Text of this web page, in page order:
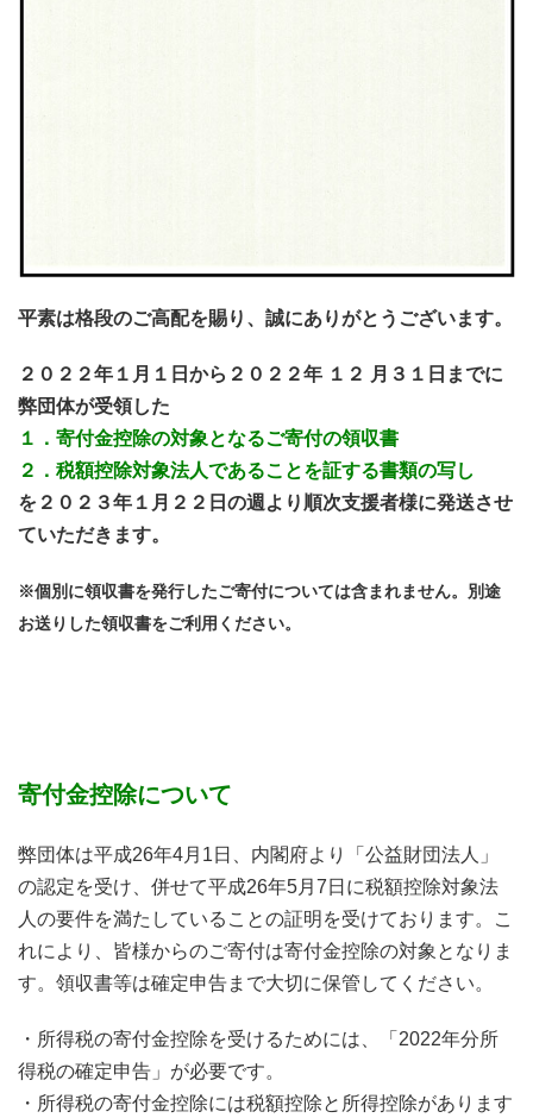
平素は格段のご高配を賜り、誠にありがとうございます。
２０２２年１月１日から２０２２年 １２ 月３１日までに
弊団体が受領した
１．寄付金控除の対象となるご寄付の領収書
２．税額控除対象法人であることを証する書類の写し
を２０２３年１月２２日の週より順次支援者様に発送させ
ていただきます。
※個別に領収書を発行したご寄付については含まれません。別途
お送りした領収書をご利用ください。
寄付金控除について
弊団体は平成26年4月1日、 内閣府より「公益財団法人」
の認定を受け、 併せて平成26年5月7日に税額控除対象法
人の要件を満たしていることの証明を受けております。
こ
れにより、皆様からのご寄付は寄付金控除の対象となりま
す。 領収書等は確定申告まで大切に保管してください。
・所得税の寄付金控除を受けるためには、 「 2022年分所
得税の確定申告」が必要です。
・所得税の寄付金控除には税額控除と所得控除があります